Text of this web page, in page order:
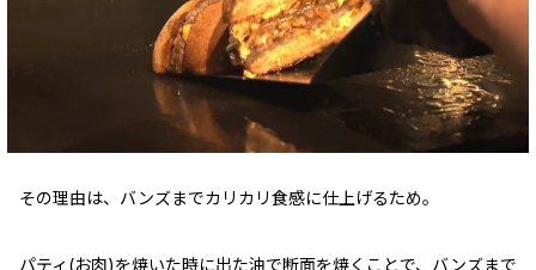
その理由は、バンズまでカリカリ食感に仕上げるため。
パティ(お肉)を焼いた時に出た油で断面を焼くことで、バンズまで